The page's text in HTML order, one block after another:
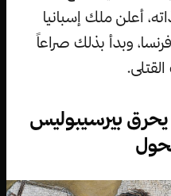
أعلن ملك إسبانيا
وبدأ بذلك صراعاً
يحرق بيرسيبوليس